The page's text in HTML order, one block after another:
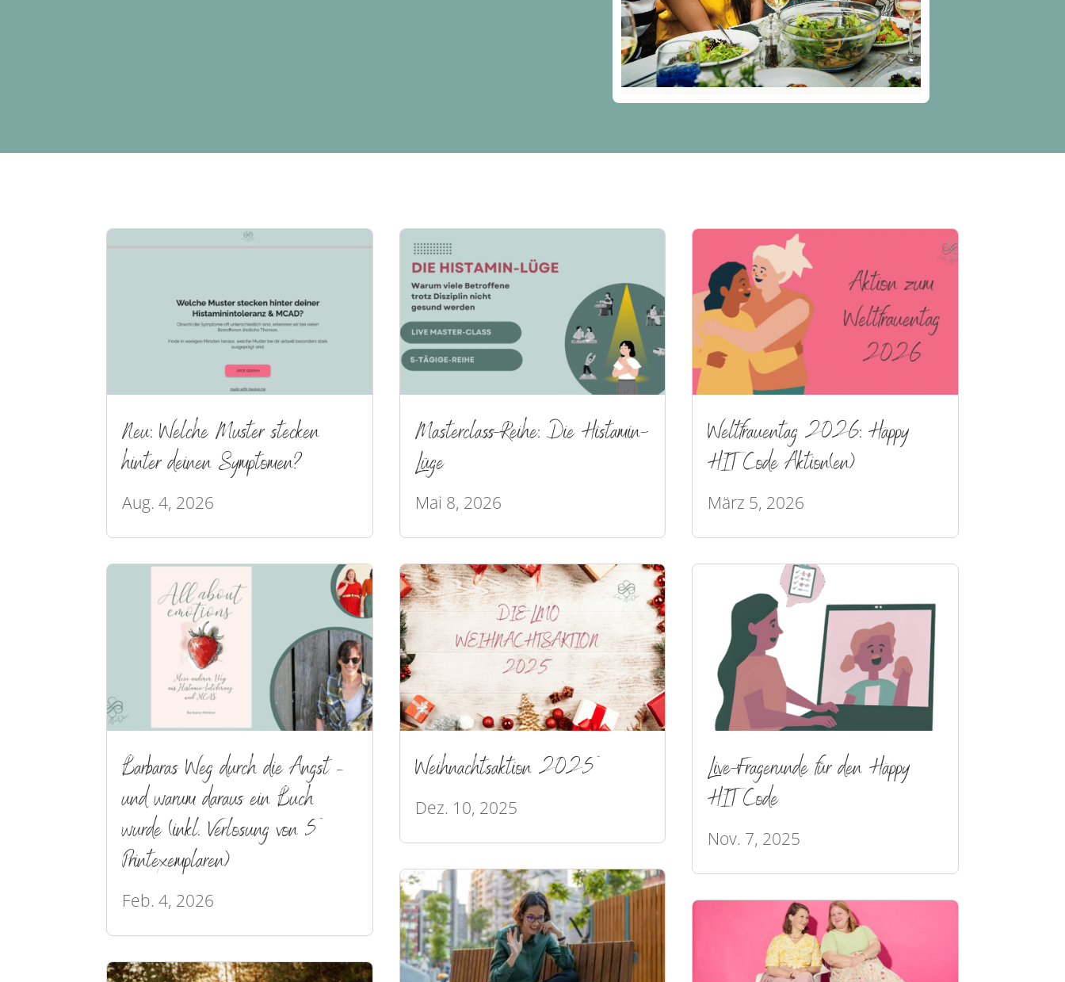
Neu: Welche Muster stecken
hinter deinen Symptomen?
Aug. 4, 2026
Barbaras Weg durch die Angst –
und warum daraus ein Buch
wurde (inkl. Verlosung von 5
Printexemplaren)
Feb. 4, 2026
Masterclass-Reihe: Die Histamin-
Lüge
Mai 8, 2026
Weihnachtsaktion 2025
Dez. 10, 2025
Weltfrauentag 2026: Happy
HIT Code Aktion(en)
März 5, 2026
Live-Fragerunde für den Happy
HIT Code
Nov. 7, 2025